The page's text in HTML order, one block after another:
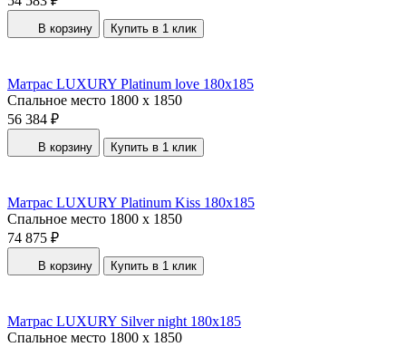
В корзину Купить в 1 клик
Матрас LUXURY Platinum love 180x185
Спальное место 1800 x 1850
56 384 ₽
В корзину Купить в 1 клик
Матрас LUXURY Platinum Kiss 180x185
Спальное место 1800 x 1850
74 875 ₽
В корзину Купить в 1 клик
Матрас LUXURY Silver night 180x185
Спальное место 1800 x 1850